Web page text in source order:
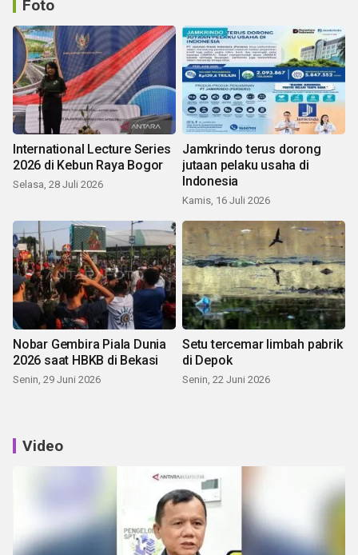
Foto
International Lecture Series
2026 di Kebun Raya Bogor
Selasa, 28 Juli 2026
Jamkrindo terus dorong
jutaan pelaku usaha di
Indonesia
Kamis, 16 Juli 2026
Nobar Gembira Piala Dunia
2026 saat HBKB di Bekasi
Senin, 29 Juni 2026
Setu tercemar limbah pabrik
di Depok
Senin, 22 Juni 2026
Video